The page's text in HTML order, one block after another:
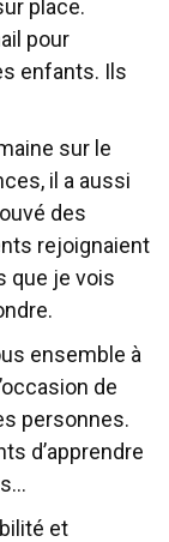
place.
pour
enfants. Ils
sur le
il a aussi
des
rejoignaient
que je vois
ensemble à
de
personnes.
d’apprendre
et